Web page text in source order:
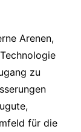
Arenen,
zu
für die